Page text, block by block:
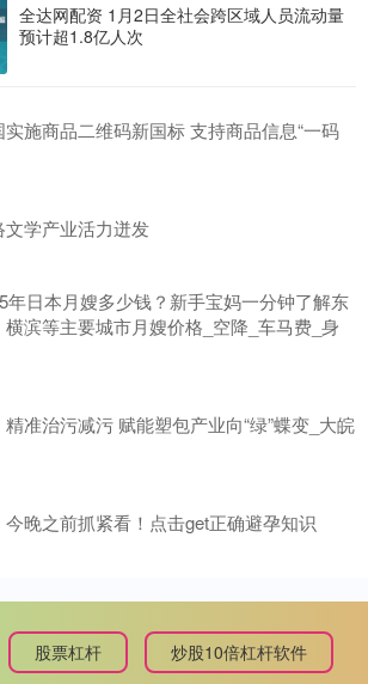
全达网配资 1月2日全社会跨区域人员流动量
预计超1.8亿人次
施商品二维码新国标 支持商品信息“一码
学产业活力迸发
年日本月嫂多少钱？新手宝妈一分钟了解东
滨等主要城市月嫂价格_空降_车马费_身
准治污减污 赋能塑包产业向“绿”蝶变_大皖
晚之前抓紧看！点击get正确避孕知识
股票杠杆 炒股10倍杠杆软件